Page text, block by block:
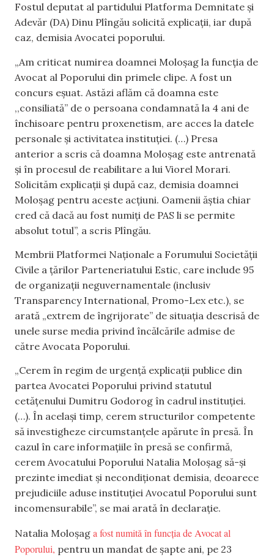
Fostul deputat al partidului Platforma Demnitate și
Adevăr (DA) Dinu Plîngău solicită explicații, iar după
caz, demisia Avocatei poporului.
„Am criticat numirea doamnei Moloșag la funcția de
Avocat al Poporului din primele clipe. A fost un
concurs eșuat. Astăzi aflăm că doamna este
,,consiliată” de o persoana condamnată la 4 ani de
închisoare pentru proxenetism, are acces la datele
personale și activitatea instituției. (…) Presa
anterior a scris că doamna Moloșag este antrenată
și în procesul de reabilitare a lui Viorel Morari.
Solicităm explicații și după caz, demisia doamnei
Moloșag pentru aceste acțiuni. Oamenii ăștia chiar
cred că dacă au fost numiți de PAS li se permite
absolut totul”, a scris Plîngău.
Membrii Platformei Naționale a Forumului Societății
Civile a țărilor Parteneriatului Estic, care include 95
de organizații neguvernamentale (inclusiv
Transparency International, Promo-Lex etc.), se
arată „extrem de îngrijorate” de situația descrisă de
unele surse media privind încălcările admise de
către Avocata Poporului.
„Cerem în regim de urgență explicații publice din
partea Avocatei Poporului privind statutul
cetățenului Dumitru Godorog în cadrul instituției.
(…). În același timp, cerem structurilor competente
să investigheze circumstanțele apărute în presă. În
cazul în care informațiile în presă se confirmă,
cerem Avocatului Poporului Natalia Moloșag să-și
prezinte imediat și necondiționat demisia, deoarece
prejudiciile aduse instituției Avocatul Poporului sunt
incomensurabile”, se mai arată în declarație.
Natalia Moloșag a fost numită în funcția de Avocat al
Poporului, pentru un mandat de șapte ani, pe 23